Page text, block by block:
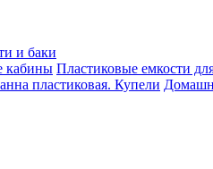
и баки
кабины Пластиковые емкости
пластиковая. Купели